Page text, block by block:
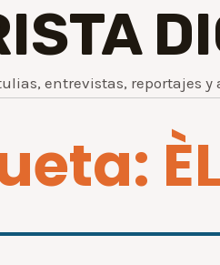
entrevistas, reportajes y